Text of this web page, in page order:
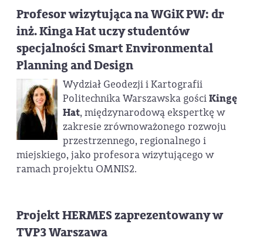
Profesor wizytująca na WGiK PW: dr
inż. Kinga Hat uczy studentów
specjalności Smart Environmental
Planning and Design
Wydział Geodezji i Kartografii
Politechnika Warszawska gościKingę
Hat, międzynarodową ekspertkę w
zakresie zrównoważonego rozwoju
przestrzennego, regionalnego i
miejskiego, jako profesora wizytującego w
ramach projektu OMNIS2.
Projekt HERMES zaprezentowany w
TVP3 Warszawa